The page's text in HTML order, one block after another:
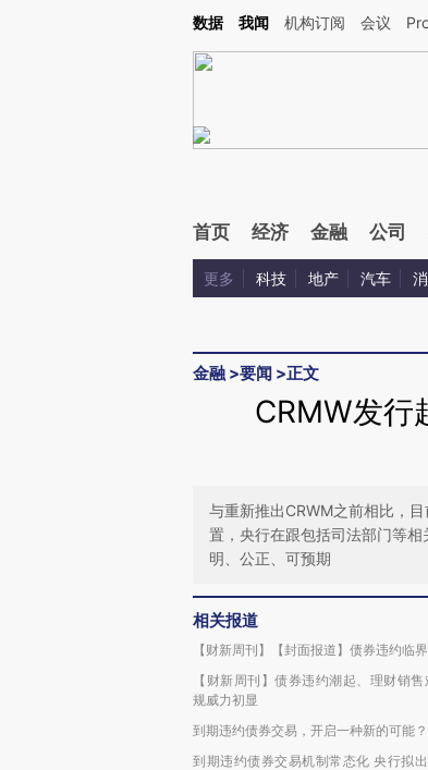
数据 我闻 机构订阅 会议
首页 经济 金融 公司
更多 科技 地产 汽车
金融 >要闻 >正文
CRMW发行
与重新推出CRWM之前相比，
置，央行在跟包括司法部门等
明、公正、可预期
相关报道
【财新周刊】【封面报道】债券违约临
【财新周刊】债券违约潮起、理财销
规威力初显
到期违约债券交易，开启一种新的可能？
到期违约债券交易机制常态化 央行拟